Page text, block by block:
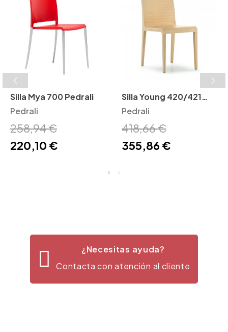
Silla Mya 700 Pedrali
Pedrali
258,94 €
220,10 €
Silla Young 420/421
Pedrali
Pedrali
418,66 €
355,86 €
¿Necesitas ayuda?
Contacta con atención al cliente